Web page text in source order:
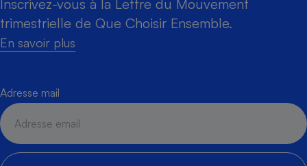
Inscrivez-vous à la Lettre du Mouvement
trimestrielle de Que Choisir Ensemble.
En savoir plus
Adresse mail